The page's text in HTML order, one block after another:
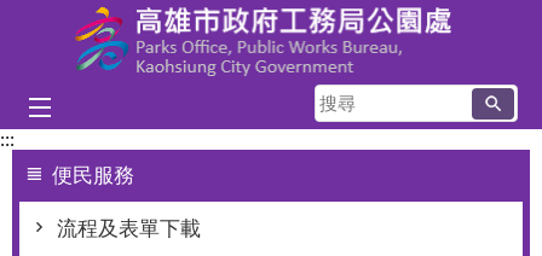
跳到主要內容區塊
搜
尋
:::
便民服務
流程及表單下載